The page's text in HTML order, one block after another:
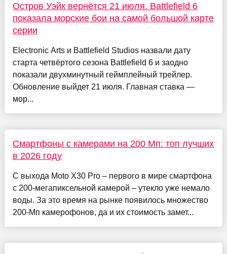
Остров Уэйк вернётся 21 июля. Battlefield 6
показала морские бои на самой большой карте
серии
Electronic Arts и Battlefield Studios назвали дату
старта четвёртого сезона Battlefield 6 и заодно
показали двухминутный геймплейный трейлер.
Обновление выйдет 21 июля. Главная ставка —
мор...
Смартфоны с камерами на 200 Мп: топ лучших
в 2026 году
С выхода Moto X30 Pro – первого в мире смартфона
с 200-мегапиксельной камерой – утекло уже немало
воды. За это время на рынке появилось множество
200-Мп камерофонов, да и их стоимость замет...